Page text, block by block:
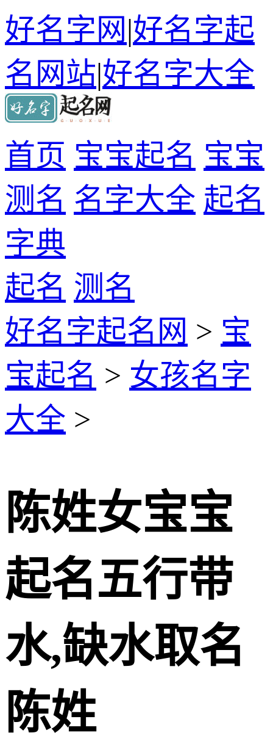
好名字网|好名字起
名网站|好名字大全
首页 宝宝起名 宝宝
测名 名字大全 起名
字典
起名 测名
好名字起名网 > 宝
宝起名 > 女孩名字
大全 >
陈姓女宝宝
起名五行带
水,缺水取名
陈姓